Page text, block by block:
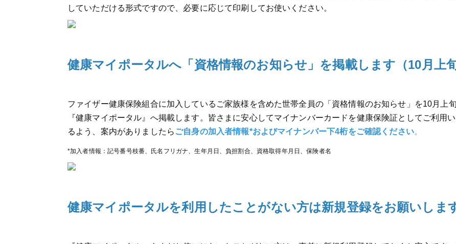
していただける形式ですので、必要に応じて印刷してお使いください。
健康マイポータルへ「資格情報のお知らせ」を掲載します（10月上旬
ファイザー健康保険組合に加入しているご家族様を含めた世帯全員の「資格情報のお知らせ」を10月上
『健康マイポータル』へ掲載します。皆さまに安心してマイナンバーカードを健康保険証としてご利用
るよう、案内がありましたら ご自身の加入者情報*およびマイナンバー下4桁をご確認ください。
*加入者情報：記号番号枝番、氏名フリガナ、生年月日、負担割合、資格取得年月日、保険者名
健康マイポータルを利用したことがない方は新規登録をお願いしま